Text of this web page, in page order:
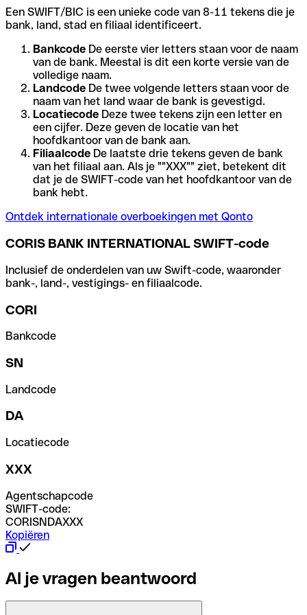
Een SWIFT/BIC is een unieke code van 8-11 tekens die je
bank, land, stad en filiaal identificeert.
Bankcode De eerste vier letters staan voor de naam
van de bank. Meestal is dit een korte versie van de
volledige naam.
Landcode De twee volgende letters staan voor de
naam van het land waar de bank is gevestigd.
Locatiecode Deze twee tekens zijn een letter en
een cijfer. Deze geven de locatie van het
hoofdkantoor van de bank aan.
Filiaalcode De laatste drie tekens geven de bank
van het filiaal aan. Als je ""XXX"" ziet, betekent dit
dat je de SWIFT-code van het hoofdkantoor van de
bank hebt.
Ontdek internationale overboekingen met Qonto
CORIS BANK INTERNATIONAL SWIFT-code
Inclusief de onderdelen van uw Swift-code, waaronder
bank-, land-, vestigings- en filiaalcode.
CORI
Bankcode
SN
Landcode
DA
Locatiecode
XXX
Agentschapcode
SWIFT-code:
CORISNDAXXX
Kopiëren
Al je vragen beantwoord